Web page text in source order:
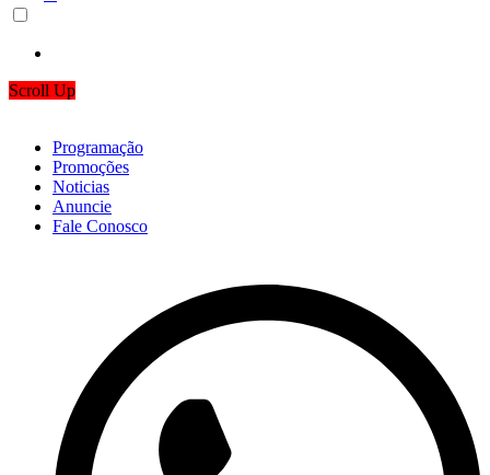
Scroll Up
Programação
Promoções
Noticias
Anuncie
Fale Conosco